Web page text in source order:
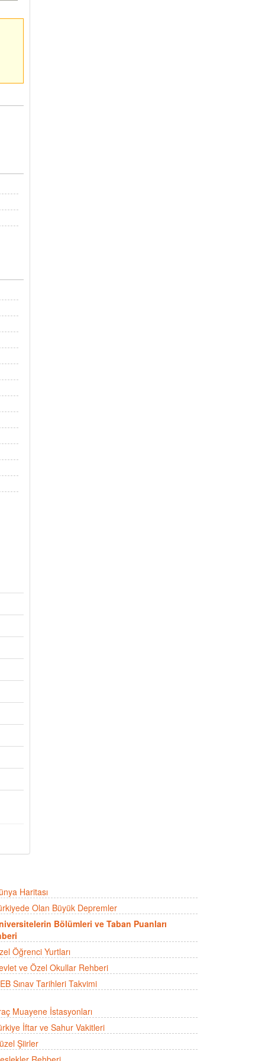
Haritası
Olan Büyük Depremler
Bölümleri ve Taban Puanları
Öğrenci Yurtları
ve Özel Okullar Rehberi
Sınav Tarihleri Takvimi
Muayene İstasyonları
İftar ve Sahur Vakitleri
Şiirler